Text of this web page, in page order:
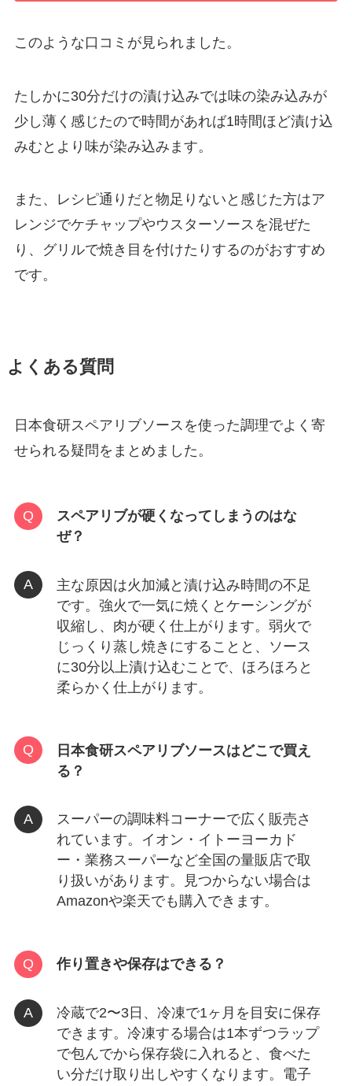
このような口コミが見られました。
たしかに30分だけの漬け込みでは味の染み込みが
少し薄く感じたので時間があれば1時間ほど漬け込
みむとより味が染み込みます。
また、レシピ通りだと物足りないと感じた方はア
レンジでケチャップやウスターソースを混ぜた
り、グリルで焼き目を付けたりするのがおすすめ
です。
よくある質問
日本食研スペアリブソースを使った調理でよく寄
せられる疑問をまとめました。
スペアリブが硬くなってしまうのはな
ぜ？
主な原因は火加減と漬け込み時間の不足
です。強火で一気に焼くとケーシングが
収縮し、肉が硬く仕上がります。弱火で
じっくり蒸し焼きにすることと、ソース
に30分以上漬け込むことで、ほろほろと
柔らかく仕上がります。
日本食研スペアリブソースはどこで買え
る？
スーパーの調味料コーナーで広く販売さ
れています。イオン・イトーヨーカド
ー・業務スーパーなど全国の量販店で取
り扱いがあります。見つからない場合は
Amazonや楽天でも購入できます。
作り置きや保存はできる？
冷蔵で2〜3日、冷凍で1ヶ月を目安に保存
できます。冷凍する場合は1本ずつラップ
で包んでから保存袋に入れると、食べた
い分だけ取り出しやすくなります。電子